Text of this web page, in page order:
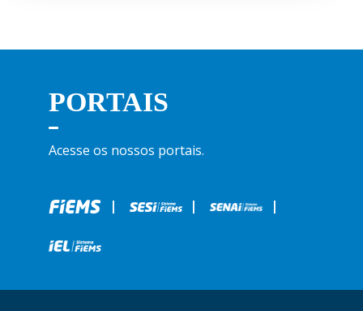
PORTAIS
Acesse os nossos portais.
| | |